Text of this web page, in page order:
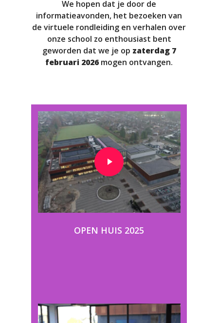
We hopen dat je door de
informatieavonden, het bezoeken van
de virtuele rondleiding en verhalen over
onze school zo enthousiast bent
geworden dat we je op zaterdag 7
februari 2026 mogen ontvangen.
OPEN HUIS 2025